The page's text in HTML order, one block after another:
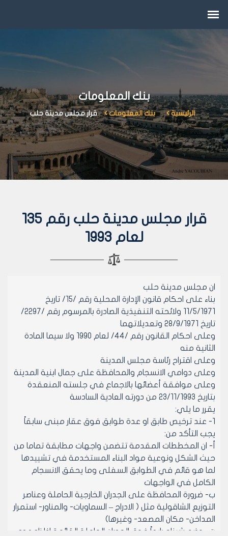
بنك المعلومات
الرئيسية بنك المعلومات قرار مجلس مدينة حلب
قرار مجلس مدينة حلب رقم 135
لعام 1993
ان مجلس مدينة حلب
بناء على احكام قانون الإدارة المحلية رقم /15/ تاريخ
11/5/1971 ولائحته التنفيذية الصادرة بالمرسوم رقم /2297/
تاريخ 28/9/1971 وتعديلاتهما
وعلى احكام القانون رقم /44/ لعام 1990 ولا سيما المادة
الثانية منه
وعلى اقتراح رئاسة مجلس المدينة
وعلى دوامي الانسجام والمحافظة على جمال ابنية المدينة
وعلى موافقة أعضائها بالاجماع في جلسته المنعقدة
بتاريخ 23/11/1993 من دورته العادية السادسة
يقرر ما يلي:
1- عند ترخيص طابق او عدة طوابق فوق عقار مبنى سابقاً
يجب التأكد من:
أ‌- ان المخططات المقدمة تتضمن واجهات مطابقة تماما من
حيث الشكل ونوعية مواد البناء المستخدمة في تشييدها
لما هو قائم في الطوابق السفلى وما يحقق الانسجام
الكامل في الواجهات
ب‌- ضرورة المحافظة على الجدران الخارجية الحاملة وعناصر
التوزيع الشاقولية مثل ( الادراج – السماويات- والمناور- استمرار
المداخن- مكان المصعد- وغيرها)
ت‌- وضع شيناج رابعاً فوق الجدران الحاملة القائمة اذا زاد عدد